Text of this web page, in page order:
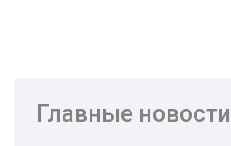
Главные новости